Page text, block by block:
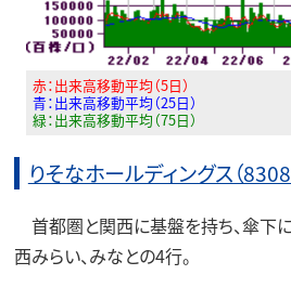
赤：出来高移動平均（5日）
青：出来高移動平均（25日）
緑：出来高移動平均（75日）
りそなホールディングス（8308
首都圏と関西に基盤を持ち、傘下に
西みらい、みなとの4行。